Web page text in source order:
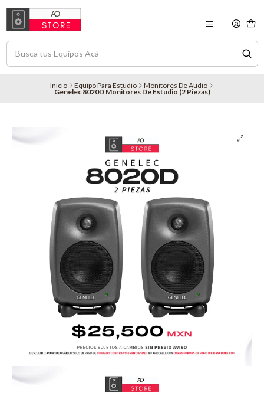
Inicio Equipo Para Estudio Monitores De Audio
Genelec 8020D Monitores De Estudio (2 Piezas)